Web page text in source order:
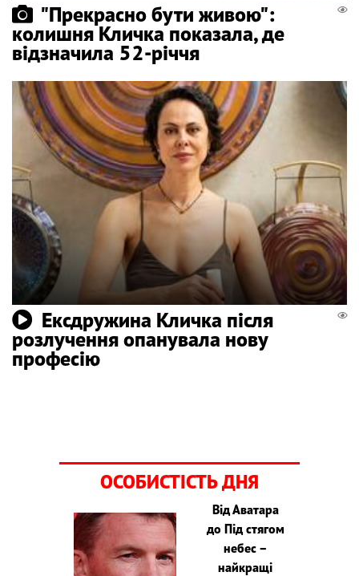
"Прекрасно бути живою":
колишня Кличка показала, де
відзначила 52-річчя
Ексдружина Кличка після
розлучення опанувала нову
професію
ОСОБИСТІСТЬ ДНЯ
Від Аватара
до Під стягом
небес –
найкращі